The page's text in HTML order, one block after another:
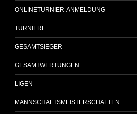
ONLINETURNIER-ANMELDUNG
TURNIERE
GESAMTSIEGER
GESAMTWERTUNGEN
LIGEN
MANNSCHAFTSMEISTERSCHAFTEN